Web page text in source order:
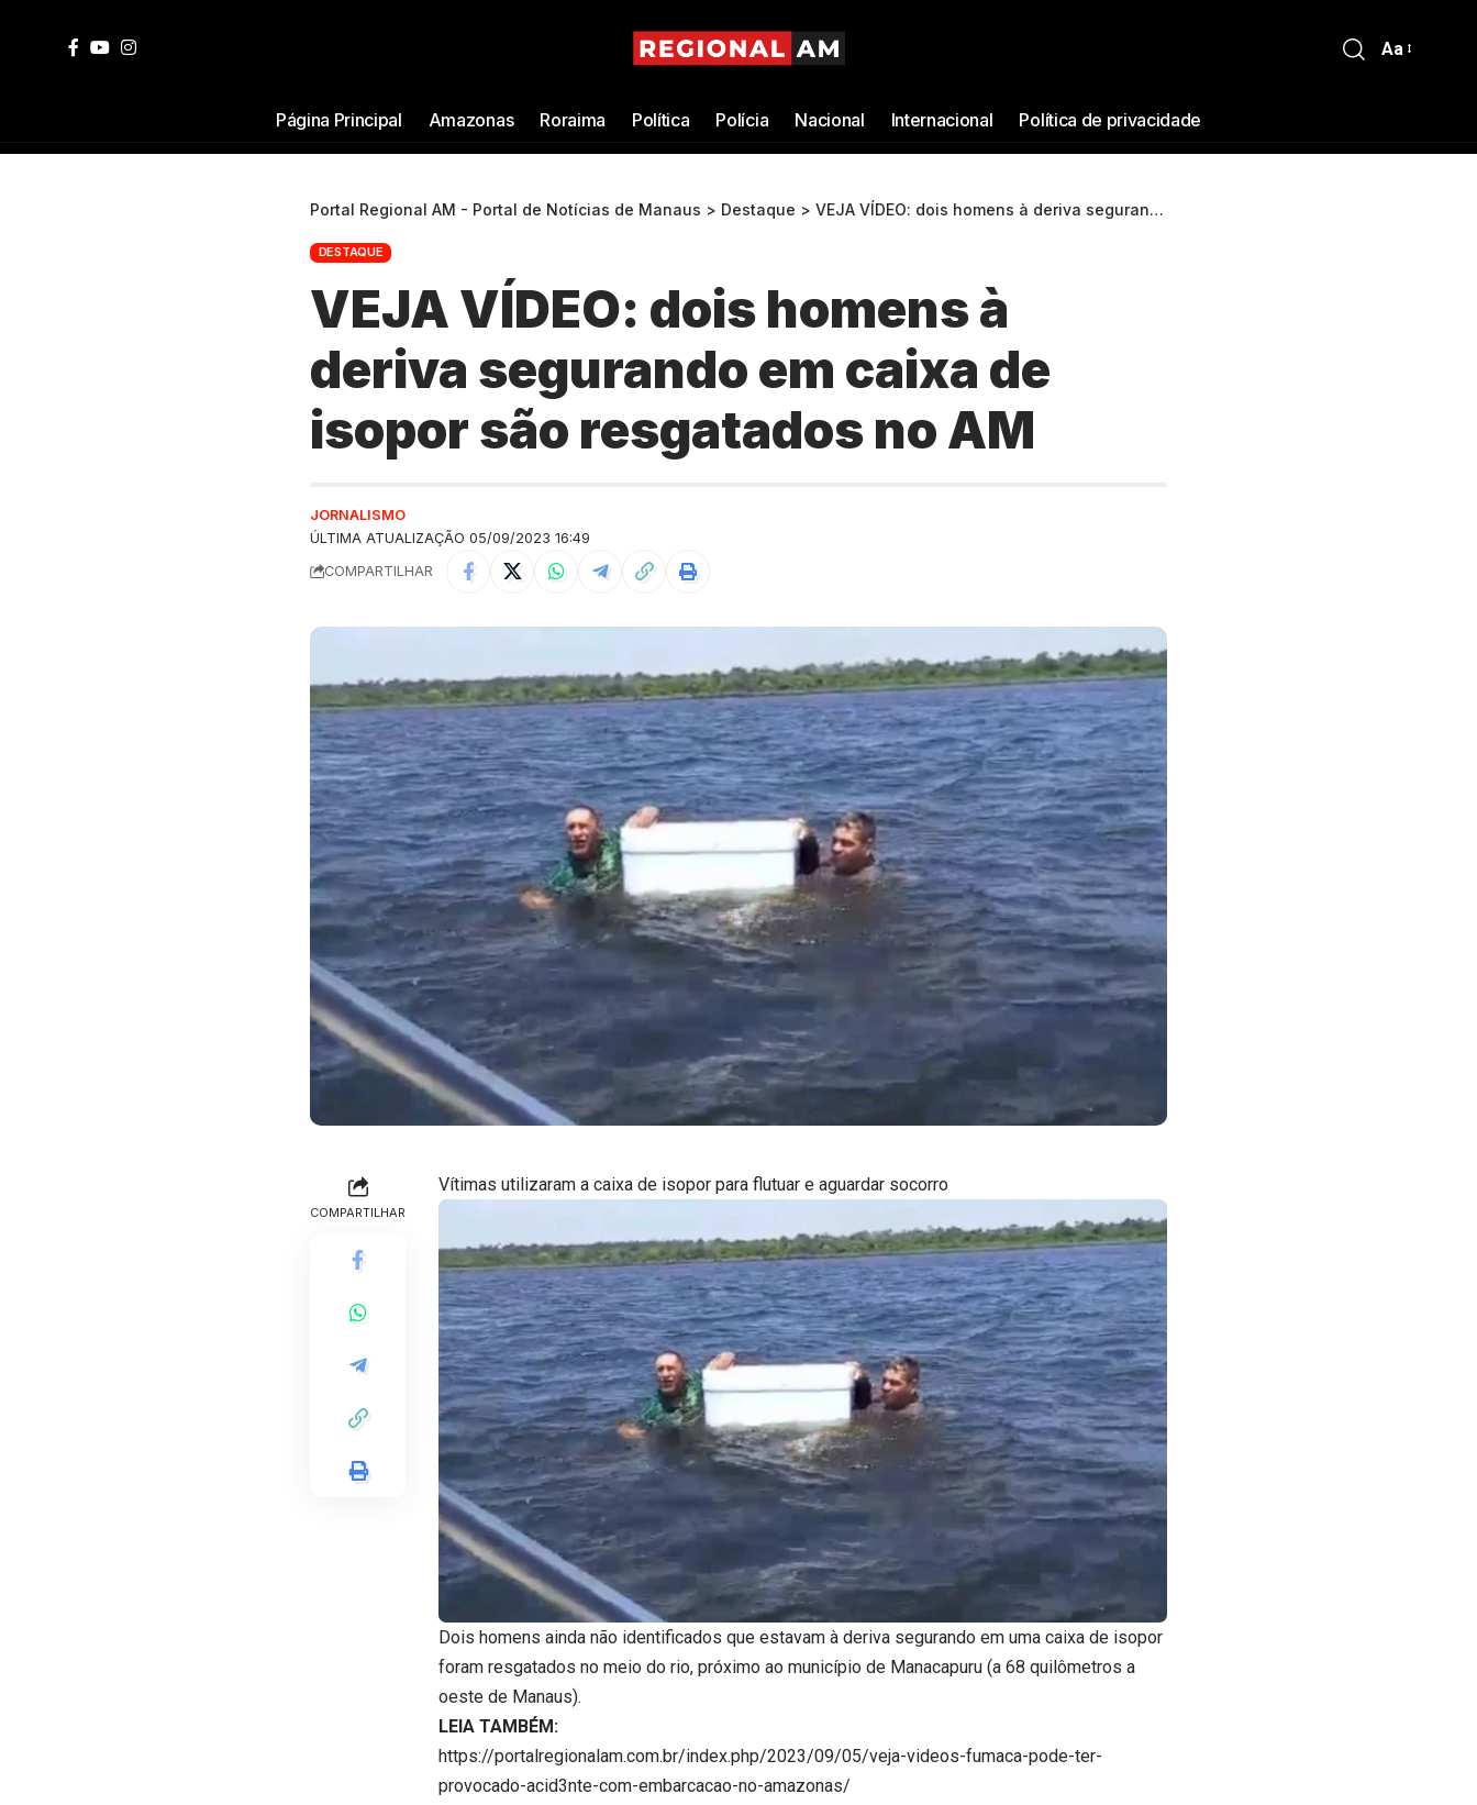
Aa
Página Principal Amazonas Roraima Política Polícia Nacional Internacional Política de privacidade
Portal Regional AM - Portal de Notícias de Manaus > Destaque > VEJA VÍDEO: dois homens à deriva segurando em caixa de isopor são resgatados no AM
DESTAQUE
VEJA VÍDEO: dois homens à
deriva segurando em caixa de
isopor são resgatados no AM
ÚLTIMA ATUALIZAÇÃO 05/09/2023 16:49
JORNALISMO
COMPARTILHAR
COMPARTILHAR
Vítimas utilizaram a caixa de isopor para flutuar e aguardar socorro
Dois homens ainda não identificados que estavam à deriva segurando em uma caixa de isopor
foram resgatados no meio do rio, próximo ao município de Manacapuru (a 68 quilômetros a
oeste de Manaus).
LEIA TAMBÉM:
https://portalregionalam.com.br/index.php/2023/09/05/veja-videos-fumaca-pode-ter-
provocado-acid3nte-com-embarcacao-no-amazonas/